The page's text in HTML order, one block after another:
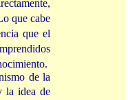
que cabe
que el
de la
la idea de